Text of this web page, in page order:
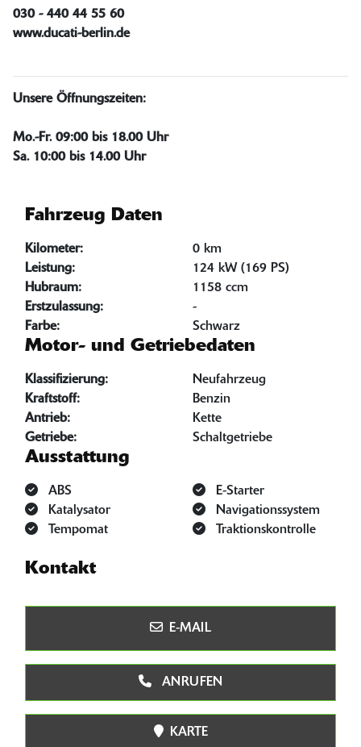
030 - 440 44 55 60
www.ducati-berlin.de
Unsere Öffnungszeiten:
Mo.-Fr. 09:00 bis 18.00 Uhr
Sa. 10:00 bis 14.00 Uhr
Fahrzeug Daten
Kilometer:
0 km
Leistung:
124 kW (169 PS)
Hubraum:
1158 ccm
Erstzulassung:
-
Farbe:
Schwarz
Motor- und Getriebedaten
Klassifizierung:
Neufahrzeug
Kraftstoff:
Benzin
Antrieb:
Kette
Getriebe:
Schaltgetriebe
Ausstattung
ABS
E-Starter
Katalysator
Navigationssystem
Tempomat
Traktionskontrolle
Kontakt
E-MAIL
ANRUFEN
KARTE